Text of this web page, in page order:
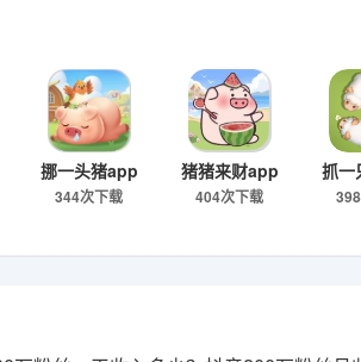
挪一头猪app
344次下载
猪猪来财app
404次下载
抓一